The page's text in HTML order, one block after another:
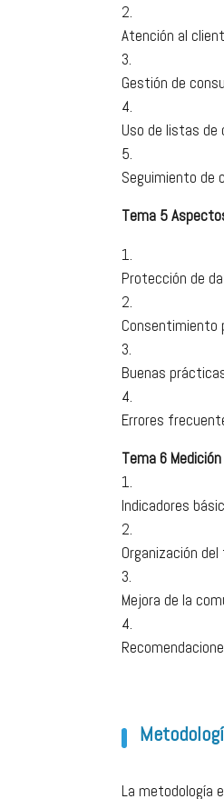
Atención al
Gestión de
Uso de listas de
Seguimiento de
Tema 5
Protección de
Consentimiento
Buenas
Errores
Tema 6
Indicadores
Organización
Mejora de la
La metodología